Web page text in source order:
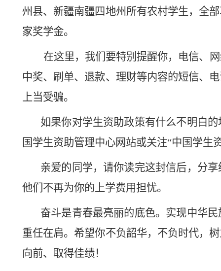
州县、新疆南疆四地州所有农村学生，全
家奖学金。
在这里，我们要特别提醒你，电信、
中奖、刷单、退款、理财等内容的短信、
上当受骗。
如果你对学生资助政策有什么不明白的
国学生资助管理中心网站或关注“中国学生
亲爱的同学，请你读完这封信后，分享
他们不再为你的 上学费用担忧。
奋斗是青春最亮丽的底色。实现中华
重任在肩。希望你不负韶华，不负时代，
向前、取得佳绩！